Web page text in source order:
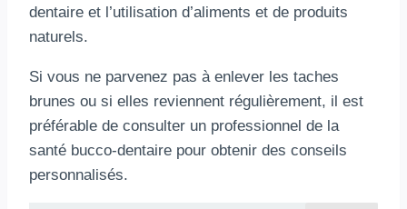
dentaire et l’utilisation d’aliments et de produits
naturels.
Si vous ne parvenez pas à enlever les taches
brunes ou si elles reviennent régulièrement, il est
préférable de consulter un professionnel de la
santé bucco-dentaire pour obtenir des conseils
personnalisés.